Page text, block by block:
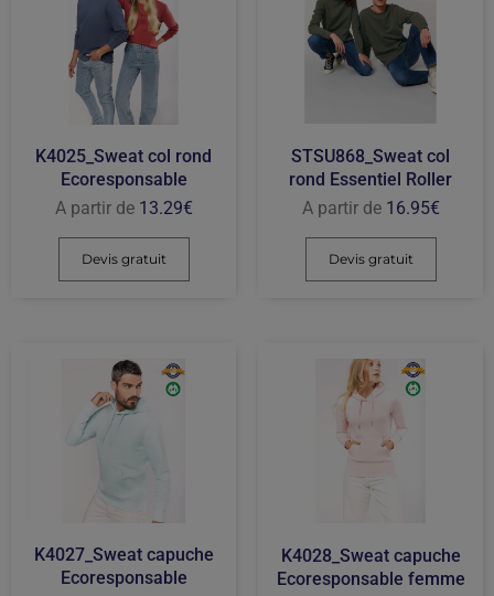
K4025_Sweat col rond
Ecoresponsable
A partir de 13.29€
Devis gratuit
STSU868_Sweat col
rond Essentiel Roller
A partir de 16.95€
Devis gratuit
K4027_Sweat capuche
Ecoresponsable
K4028_Sweat capuche
Ecoresponsable femme